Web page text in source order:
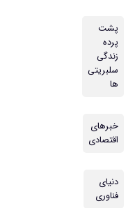
پشت
پرده
زندگی
سلبریتی
ها
خبرهای
اقتصادی
دنیای
فناوری